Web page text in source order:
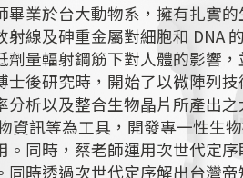
業於台大動物系，擁有扎實的
線及砷重金屬對細胞和 DNA
量輻射鋼筋下對人體的影響
後研究時，開始了以微陣列
析以及整合生物晶片所產出
資訊等為工具，開發專一性生
同時，蔡老師運用次世代定
時透過次世代定序解出台灣